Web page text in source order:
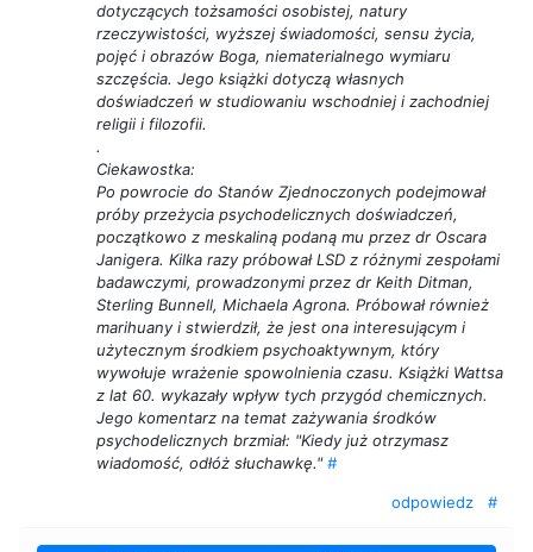
dotyczących tożsamości osobistej, natury
rzeczywistości, wyższej świadomości, sensu życia,
pojęć i obrazów Boga, niematerialnego wymiaru
szczęścia. Jego książki dotyczą własnych
doświadczeń w studiowaniu wschodniej i zachodniej
religii i filozofii.
.
Ciekawostka:
Po powrocie do Stanów Zjednoczonych podejmował
próby przeżycia psychodelicznych doświadczeń,
początkowo z meskaliną podaną mu przez dr Oscara
Janigera. Kilka razy próbował LSD z różnymi zespołami
badawczymi, prowadzonymi przez dr Keith Ditman,
Sterling Bunnell, Michaela Agrona. Próbował również
marihuany i stwierdził, że jest ona interesującym i
użytecznym środkiem psychoaktywnym, który
wywołuje wrażenie spowolnienia czasu. Książki Wattsa
z lat 60. wykazały wpływ tych przygód chemicznych.
Jego komentarz na temat zażywania środków
psychodelicznych brzmiał: "Kiedy już otrzymasz
wiadomość, odłóż słuchawkę."#
odpowiedz #